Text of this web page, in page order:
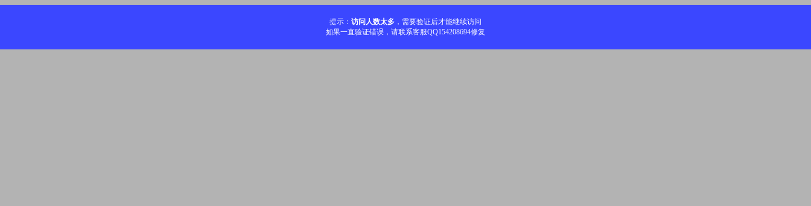
提示： 访问人数太多 ，需要验证后才能继续访问
如果一直验证错误，请联系客服QQ154208694修复